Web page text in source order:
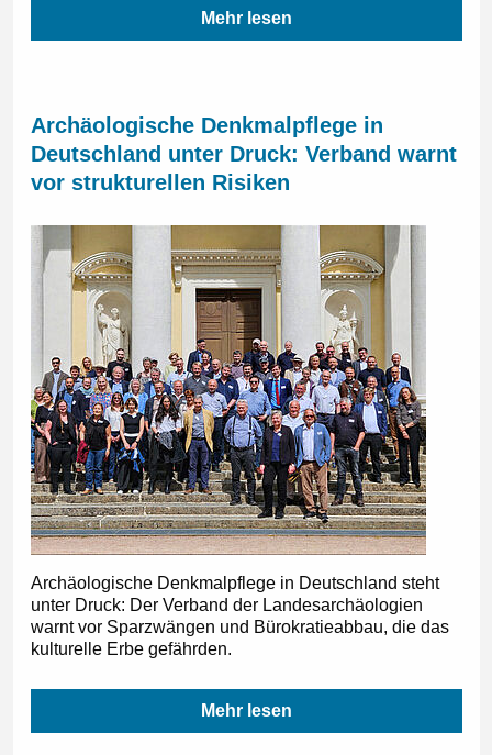
Mehr lesen
Archäologische Denkmalpflege in
Deutschland unter Druck: Verband warnt
vor strukturellen Risiken
Archäologische Denkmalpflege in Deutschland steht
unter Druck: Der Verband der Landesarchäologien
warnt vor Sparzwängen und Bürokratieabbau, die das
kulturelle Erbe gefährden.
Mehr lesen